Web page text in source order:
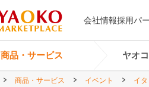
会社情報採用パ
商品・サービス ヤオ
商品・サービス イベント イ